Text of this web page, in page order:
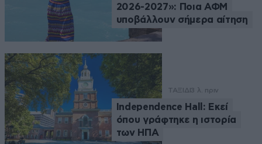
2026-2027»: Ποια ΑΦΜ
υποβάλλουν σήμερα αίτηση
ΤΑΞΙΔΙ3 λ. πριν
Independence Hall: Εκεί
όπου γράφτηκε η ιστορία
των ΗΠΑ